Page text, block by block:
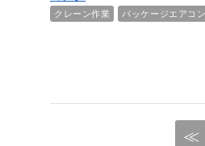
クレーン作業 パッケージエアコン
≪